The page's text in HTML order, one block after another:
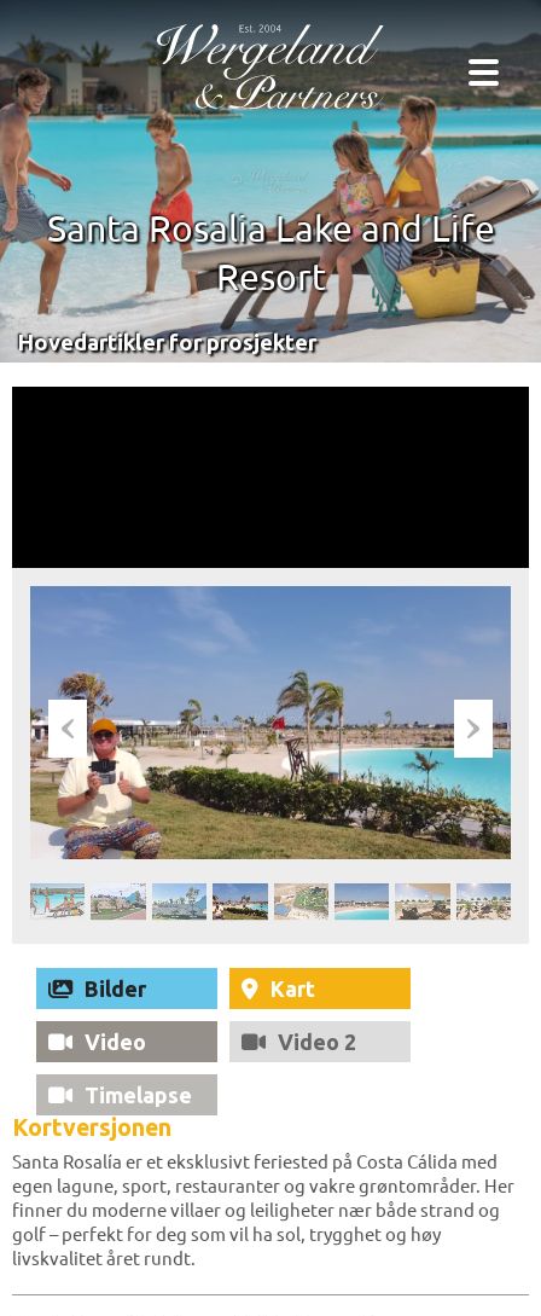
Santa Rosalia Lake and Life
Resort
Hovedartikler for prosjekter
Bilder Kart
Video Video 2
Timelapse
Kortversjonen
Santa Rosalía er et eksklusivt feriested på Costa Cálida med
egen lagune, sport, restauranter og vakre grøntområder. Her
finner du moderne villaer og leiligheter nær både strand og
golf – perfekt for deg som vil ha sol, trygghet og høy
livskvalitet året rundt.